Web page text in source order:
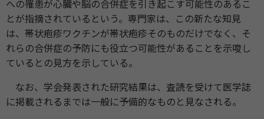
への罹患が心臓や脳の合併症を引き起こす可能性のあるこ
とが指摘されているという。専門家は、この新たな知見
は、帯状疱疹ワクチンが帯状疱疹そのものだけでなく、そ
れらの合併症の予防にも役立つ可能性があることを示唆し
ているとの見方を示している。
なお、学会発表された研究結果は、査読を受けて医学誌
に掲載されるまでは一般に予備的なものと見なされる。